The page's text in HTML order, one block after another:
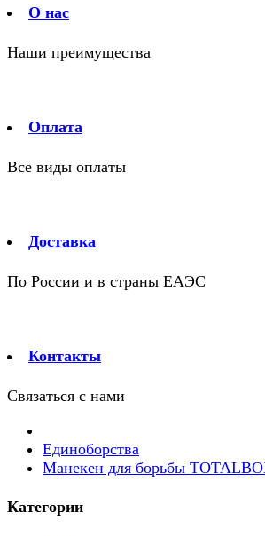
О нас
Наши преимущества
Оплата
Все виды оплаты
Доставка
По России и в страны ЕАЭС
Контакты
Связаться с нами
Единоборства
Манекен для борьбы
Категории